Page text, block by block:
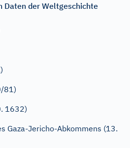
Daten der Weltgeschichte
81)
1632)
Gaza-Jericho-Abkommens (13.